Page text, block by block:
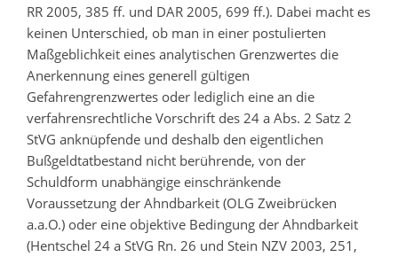
RR 2005, 385 ff. und DAR 2005, 699 ff.). Dabei macht es
keinen Unterschied, ob man in einer postulierten
Maßgeblichkeit eines analytischen Grenzwertes die
Anerkennung eines generell gültigen
Gefahrengrenzwertes oder lediglich eine an die
verfahrensrechtliche Vorschrift des 24 a Abs. 2 Satz 2
StVG anknüpfende und deshalb den eigentlichen
Bußgeldtatbestand nicht berührende, von der
Schuldform unabhängige einschränkende
Voraussetzung der Ahndbarkeit (OLG Zweibrücken
a.a.O.) oder eine objektive Bedingung der Ahndbarkeit
(Hentschel 24 a StVG Rn. 26 und Stein NZV 2003, 251,